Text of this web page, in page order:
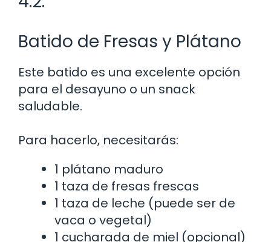
Batido de Fresas y Plátano
Este batido es una excelente opción
para el desayuno o un snack
saludable.
Para hacerlo, necesitarás:
1 plátano maduro
1 taza de fresas frescas
1 taza de leche (puede ser de
vaca o vegetal)
1 cucharada de miel (opcional)